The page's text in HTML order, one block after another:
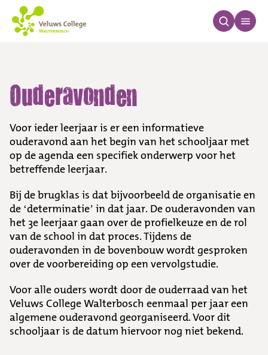
Ouderavonden
Ouderavonden
Voor ieder leerjaar is er een informatieve
ouderavond aan het begin van het schooljaar met
op de agenda een specifiek onderwerp voor het
betreffende leerjaar.
Bij de brugklas is dat bijvoorbeeld de organisatie en
de ‘determinatie’ in dat jaar. De ouderavonden van
het 3e leerjaar gaan over de profielkeuze en de rol
van de school in dat proces. Tijdens de
ouderavonden in de bovenbouw wordt gesproken
over de voorbereiding op een vervolgstudie.
Voor alle ouders wordt door de ouderraad van het
Veluws College Walterbosch eenmaal per jaar een
algemene ouderavond georganiseerd. Voor dit
schooljaar is de datum hiervoor nog niet bekend.